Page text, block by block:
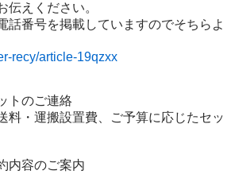
伝えください。
話番号を掲載していますのでそちらよ
recy/article-19qzxx
トのご連絡
料・運搬設置費、ご予算に応じたセッ
内容のご案内